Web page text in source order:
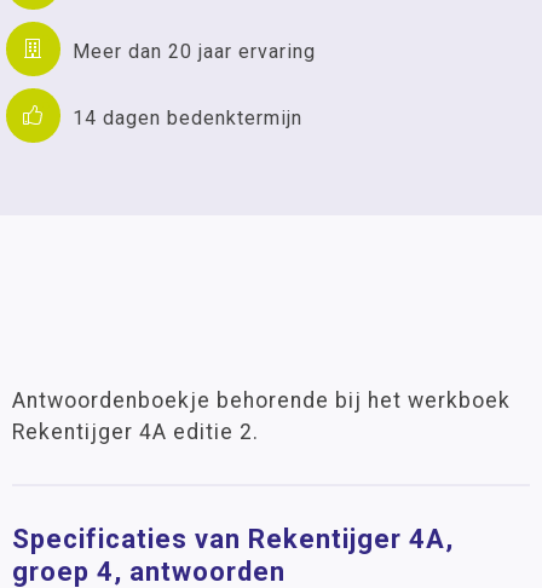
Meer dan 20 jaar ervaring
14 dagen bedenktermijn
Antwoordenboekje behorende bij het werkboek
Rekentijger 4A editie 2.
Specificaties van Rekentijger 4A,
groep 4, antwoorden